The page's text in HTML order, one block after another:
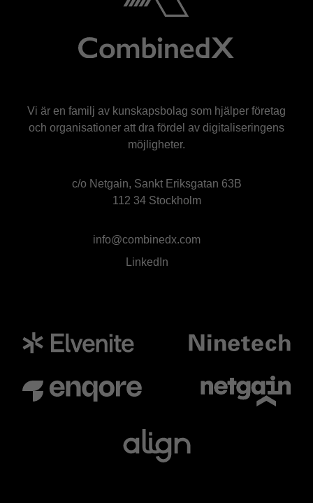
c/o Netgain, Sankt Eriksgatan 63B
112 34 Stockholm
Vi är en familj av kunskapsbolag som hjälper företag
och organisationer att dra fördel av digitaliseringens
möjligheter.
info@combinedx.com
LinkedIn